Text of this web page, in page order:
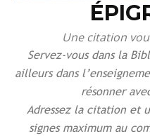
Une citation
Servez-vous dans la
ailleurs dans
résonner
Adressez la citation et
signes maximum au